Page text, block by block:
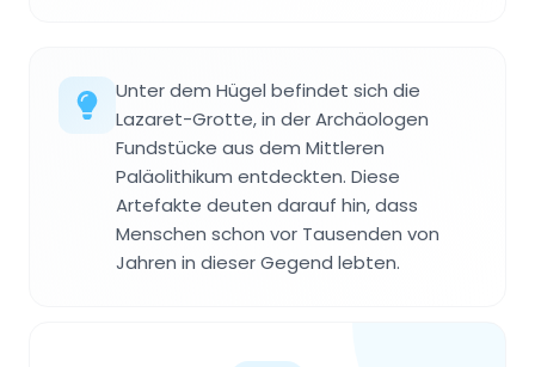
Unter dem Hügel befindet sich die
Lazaret-Grotte, in der Archäologen
Fundstücke aus dem Mittleren
Paläolithikum entdeckten. Diese
Artefakte deuten darauf hin, dass
Menschen schon vor Tausenden von
Jahren in dieser Gegend lebten.